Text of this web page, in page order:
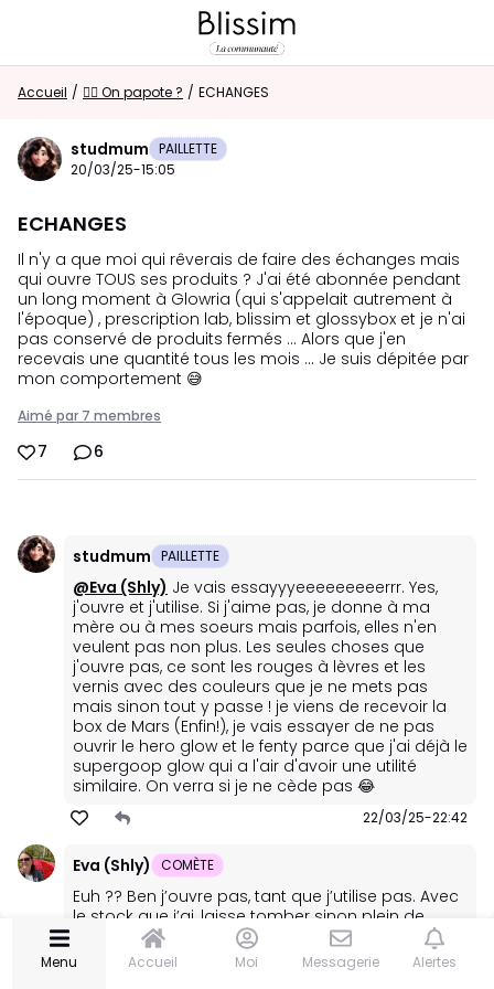
Retour au magasin
Visiteur
Rechercher dans la communauté
⭐ Nouveau sur la communauté ?
comment faire vos premiers pas ici !
Accueil
JE PARTICIPE
🏆 Concours En cours
📆 Évènements
👩🏽‍🔬 Tests produits
💬 Répondre au chat
✨ CREATORS
❓ Box summer 2026
🎙️ Podcast
MON COIN BEAUTÉ
💁🏻‍♀️ Soins visage
💄 Maquillage
Accueil / 👯‍♀️ On papote ? / ECHANGES
studmum PAILLETTE
20/03/25-15:05
ECHANGES
Il n'y a que moi qui rêverais de faire des échanges mais
qui ouvre TOUS ses produits ? J'ai été abonnée pendant
un long moment à Glowria (qui s'appelait autrement à
l'époque) , prescription lab, blissim et glossybox et je n'ai
pas conservé de produits fermés ... Alors que j'en
recevais une quantité tous les mois ... Je suis dépitée par
mon comportement 😅
Aimé par 7 membres
7 6
studmum PAILLETTE
@Eva (Shly) Je vais essayyyeeeeeeeeerrr. Yes,
j'ouvre et j'utilise. Si j'aime pas, je donne à ma
mère ou à mes soeurs mais parfois, elles n'en
veulent pas non plus. Les seules choses que
j'ouvre pas, ce sont les rouges à lèvres et les
vernis avec des couleurs que je ne mets pas
mais sinon tout y passe ! je viens de recevoir la
box de Mars (Enfin!), je vais essayer de ne pas
ouvrir le hero glow et le fenty parce que j'ai déjà le
supergoop glow qui a l'air d'avoir une utilité
similaire. On verra si je ne cède pas 😂
22/03/25-22:42
Eva (Shly) COMÈTE
Euh ?? Ben j’ouvre pas, tant que j’utilise pas. Avec
le stock que j’ai, laisse tomber sinon plein de
trucs iraient à la poubelle. Je suis comme
@Armellegestion des stocks et rangement 🤪
entre les dates de péremption etc. J’ai des box
Menu Accueil Moi Messagerie Alertes